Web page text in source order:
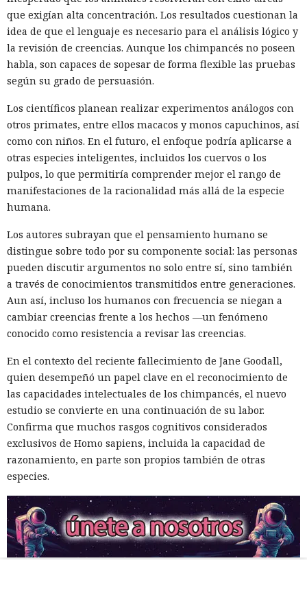
que exigían alta concentración. Los resultados cuestionan la
idea de que el lenguaje es necesario para el análisis lógico y
la revisión de creencias. Aunque los chimpancés no poseen
habla, son capaces de sopesar de forma flexible las pruebas
según su grado de persuasión.
Los científicos planean realizar experimentos análogos con
otros primates, entre ellos macacos y monos capuchinos, así
como con niños. En el futuro, el enfoque podría aplicarse a
otras especies inteligentes, incluidos los cuervos o los
pulpos, lo que permitiría comprender mejor el rango de
manifestaciones de la racionalidad más allá de la especie
humana.
Los autores subrayan que el pensamiento humano se
distingue sobre todo por su componente social: las personas
pueden discutir argumentos no solo entre sí, sino también
a través de conocimientos transmitidos entre generaciones.
Aun así, incluso los humanos con frecuencia se niegan a
cambiar creencias frente a los hechos —un fenómeno
conocido como resistencia a revisar las creencias.
En el contexto del reciente fallecimiento de Jane Goodall,
quien desempeñó un papel clave en el reconocimiento de
las capacidades intelectuales de los chimpancés, el nuevo
estudio se convierte en una continuación de su labor.
Confirma que muchos rasgos cognitivos considerados
exclusivos de Homo sapiens, incluida la capacidad de
razonamiento, en parte son propios también de otras
especies.